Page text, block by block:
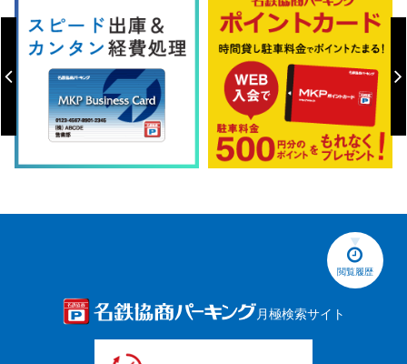
閲覧履歴
月極検索サイト